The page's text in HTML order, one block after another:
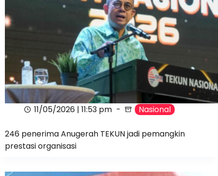
11/05/2026 | 11:53 pm Nasional
246 penerima Anugerah TEKUN jadi pemangkin
prestasi organisasi